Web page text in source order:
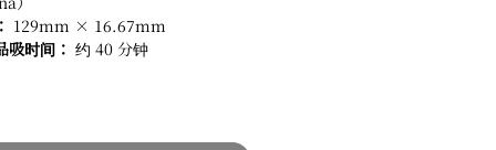
129mm × 16.67mm
吸时间： 约 40 分钟